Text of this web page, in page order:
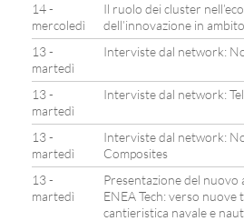
14 -
mercoledì
Il ruolo dei cluster
dell’innovazione in
13 -
martedì
Interviste dal network:
13 -
martedì
Interviste dal network:
13 -
martedì
Interviste dal network:
Composites
13 -
martedì
Presentazione del nuovo
ENEA Tech: verso nuove
cantieristica navale e